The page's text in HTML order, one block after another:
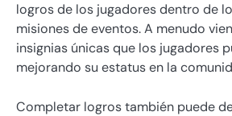
logros de los jugadores dentro de
misiones de eventos. A menudo
insignias únicas que los jugadores
mejorando su estatus en la
Completar logros también puede